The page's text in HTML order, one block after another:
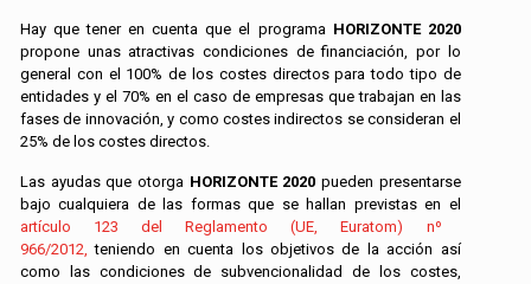
Hay que tener en cuenta que el programa HORIZONTE 2020
propone unas atractivas condiciones de financiación, por lo
general con el 100% de los costes directos para todo tipo de
entidades y el 70% en el caso de empresas que trabajan en las
fases de innovación, y como costes indirectos se consideran el
25% de los costes directos.
Las ayudas que otorga HORIZONTE 2020 pueden presentarse
bajo cualquiera de las formas que se hallan previstas en el
artículo 123 del Reglamento (UE, Euratom) nº
966/2012,teniendo en cuenta los objetivos de la acción así
como las condiciones de subvencionalidad de los costes,